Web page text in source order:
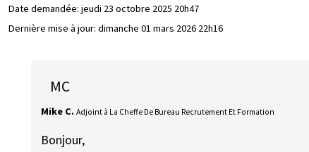
Date demandée: jeudi 23 octobre 2025 20h47
Dernière mise à jour: dimanche 01 mars 2026 22h16
MC
Mike C. Adjoint à La Cheffe De Bureau Recrutement Et Formation
Bonjour,